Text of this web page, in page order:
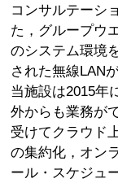
コンサルテーシ
た，グループウ
のシステム環境
された無線LAN
当施設は2015年
外からも業務が
受けてクラウド
の集約化，オン
ール・スケジュ